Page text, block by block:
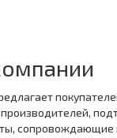
сопровождающие